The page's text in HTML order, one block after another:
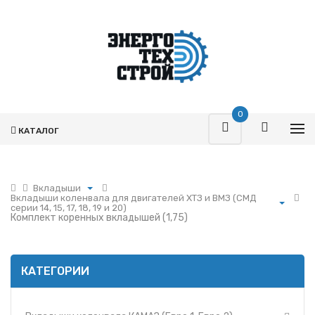
0
КАТАЛОГ
Вкладыши
Поршневая
Турбокомпрессоры
Гидромоторы
Насосы
Вкладыши коленвала для двигателей ХТЗ и ВМЗ (СМД
серии 14, 15, 17, 18, 19 и 20)
Вкладыши коленвала Ярославского Моторного Завода 238
Комплект коренных вкладышей (1,75)
КАТЕГОРИИ